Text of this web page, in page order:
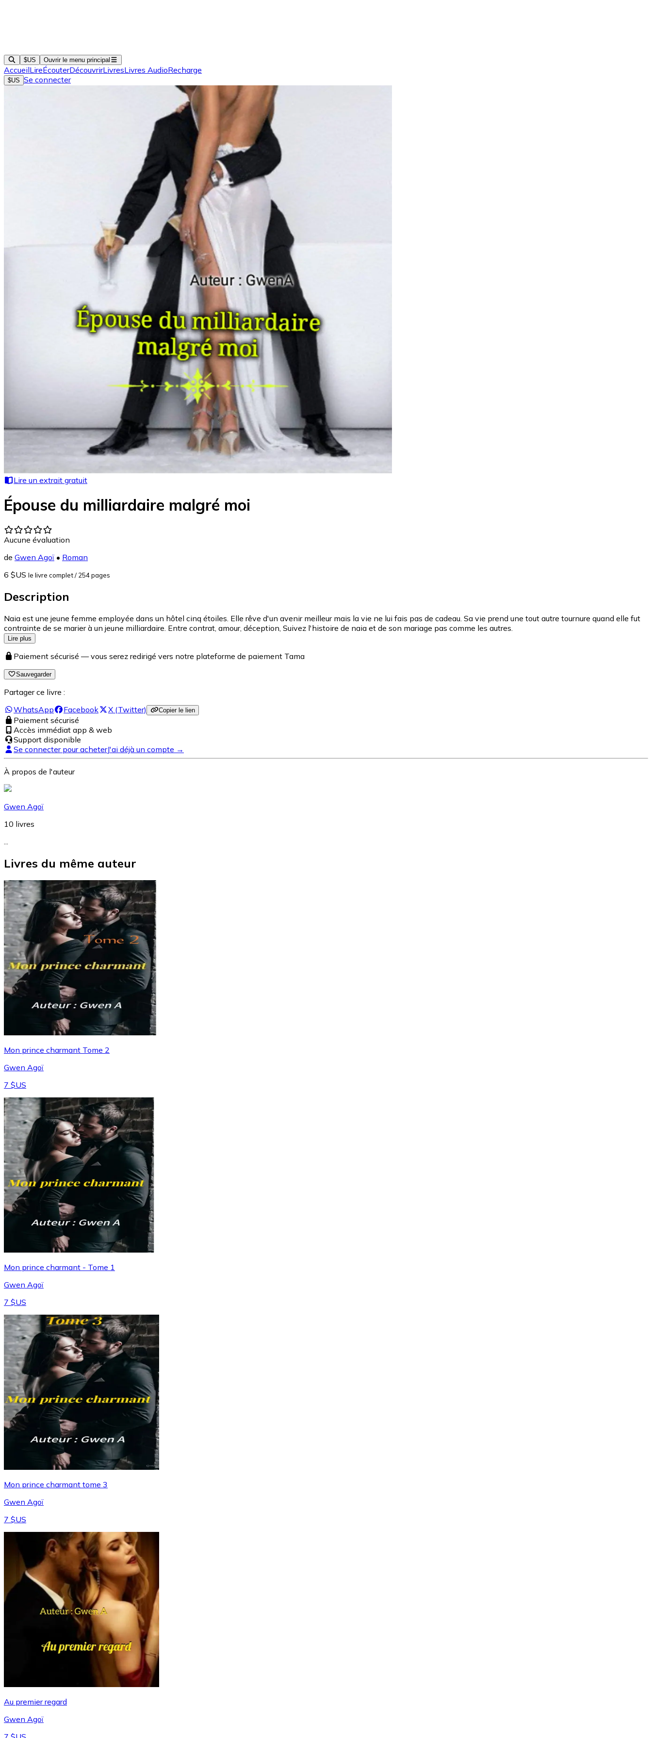
$US Ouvrir le menu principal
AccueilLireÉcouterDécouvrirLivresLivres AudioRecharge
$US Se connecter
Lire un extrait gratuit
Épouse du milliardaire malgré moi
Aucune évaluation
de Gwen Agoï • Roman
6 $US le livre complet/ 254 pages
Description
Naia est une jeune femme employée dans un hôtel cinq étoiles. Elle rêve d'un avenir meilleur mais la vie ne lui fais pas de cadeau. Sa vie prend une tout autre tournure quand elle fut
contrainte de se marier à un jeune milliardaire. Entre contrat, amour, déception, Suivez l'histoire de naia et de son mariage pas comme les autres.
Lire plus
Paiement sécurisé — vous serez redirigé vers notre plateforme de paiement Tama
Sauvegarder
Partager ce livre :
WhatsApp
Facebook X (Twitter) Copier le lien
Paiement sécurisé
Accès immédiat app & web
Support disponible
Se connecter pour acheterJ'ai déjà un compte →
À propos de l'auteur
Gwen Agoï
10 livres
Livres du même auteur
Mon prince charmant Tome 2
Gwen Agoï
7 $US
Mon prince charmant - Tome 1
Gwen Agoï
7 $US
Mon prince charmant tome 3
Gwen Agoï
7 $US
Au premier regard
Gwen Agoï